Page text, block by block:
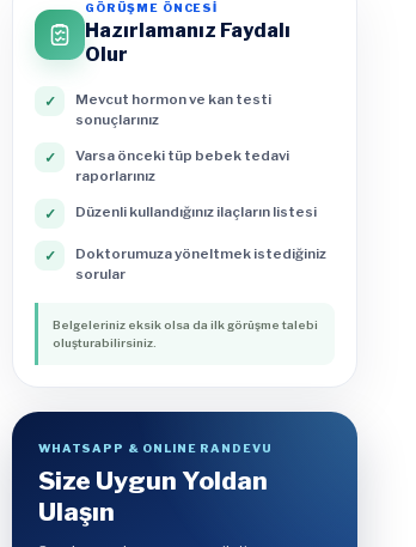
GÖRÜŞME ÖNCESİ
Hazırlamanız Faydalı
Olur
✓
Mevcut hormon ve kan testi
sonuçlarınız
✓
Varsa önceki tüp bebek tedavi
raporlarınız
✓ Düzenli kullandığınız ilaçların listesi
✓
Doktorumuza yöneltmek istediğiniz
sorular
Belgeleriniz eksik olsa da ilk görüşme talebi
oluşturabilirsiniz.
WHATSAPP & ONLINE RANDEVU
Size Uygun Yoldan
Ulaşın